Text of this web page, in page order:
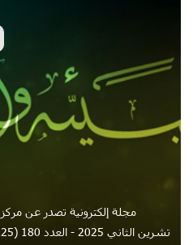
مجلة إلكترونية تصدر عن
تشرين الثاني 2025 - العدد 180 (2025-11-01)